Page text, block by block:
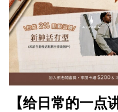
【给日常的一点